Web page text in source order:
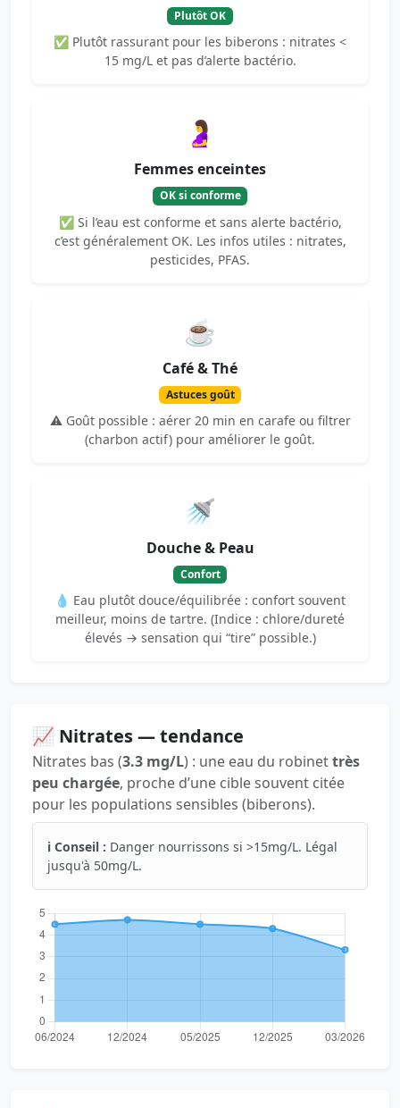
Plutôt OK
✅ Plutôt rassurant pour les biberons : nitrates <
15 mg/L et pas d’alerte bactério.
🤰
Femmes enceintes
OK si conforme
✅ Si l’eau est conforme et sans alerte bactério,
c’est généralement OK. Les infos utiles : nitrates,
pesticides, PFAS.
☕
Café & Thé
Astuces goût
⚠️ Goût possible : aérer 20 min en carafe ou filtrer
(charbon actif) pour améliorer le goût.
🚿
Douche & Peau
Confort
💧 Eau plutôt douce/équilibrée : confort souvent
meilleur, moins de tartre. (Indice : chlore/dureté
élevés → sensation qui “tire” possible.)
📈 Nitrates — tendance
Nitrates bas (3.3 mg/L) : une eau du robinettrès
peu chargée, proche d’une cible souvent citée
pour les populations sensibles (biberons).
ℹ️ Conseil : Danger nourrissons si >15mg/L. Légal
jusqu'à 50mg/L.